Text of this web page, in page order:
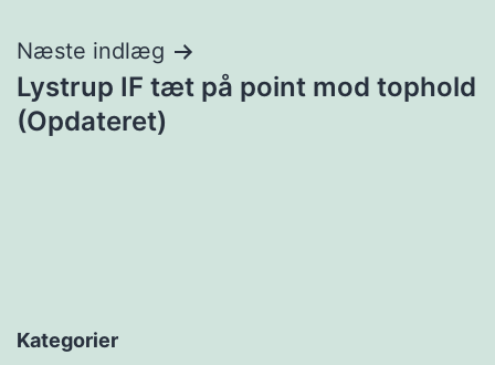
Næste indlæg
Lystrup IF tæt på point mod tophold
(Opdateret)
Kategorier